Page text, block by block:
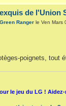
de l'Union
Ranger le Ven Mars
poignets, tout
le jeu du LG !